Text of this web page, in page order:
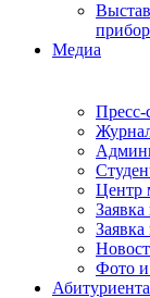
Медиа
Пресс-
Центр
Фото